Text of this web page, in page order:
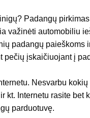
Padangų
važinėti automobiliu
padangų paieškoms
įskaičiuojant į
Nesvarbu
kt. Internetu rasite bet
parduotuvę.